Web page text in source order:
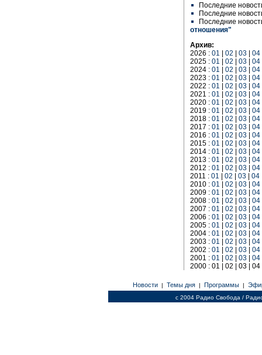
Последние
Последние
Последние
отношения"
Архив:
2026 : 01 02 03 04
2025 : 01 02 03 04
2024 : 01 02 03 04
2023 : 01 02 03 04
2022 : 01 02 03 04
2021 : 01 02 03 04
2020 : 01 02 03 04
2019 : 01 02 03 04
2018 : 01 02 03 04
2017 : 01 02 03 04
2016 : 01 02 03 04
2015 : 01 02 03 04
2014 : 01 02 03 04
2013 : 01 02 03 04
2012 : 01 02 03 04
2011 : 01 02 03 04
2010 : 01 02 03 04
2009 : 01 02 03 04
2008 : 01 02 03 04
2007 : 01 02 03 04
2006 : 01 02 03 04
2005 : 01 02 03 04
2004 : 01 02 03 04
2003 : 01 02 03 04
2002 : 01 02 03 04
2001 : 01 02 03 04
2000 : 01 | 02 | 03 |
Новости | Темы дня | Программы |
c 2004 Радио Свобода /